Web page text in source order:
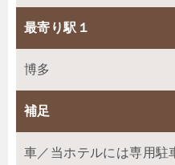
最寄り駅１
博多
補足
車／当ホテルには専用駐